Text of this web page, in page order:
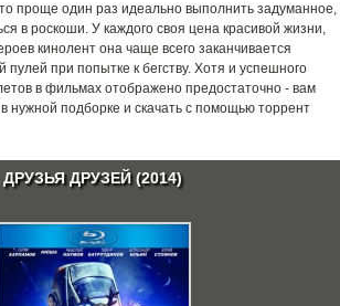
проще один раз идеально выполнить задуманное,
в роскоши. У каждого своя цена красивой жизни,
кинолент она чаще всего заканчивается
пулей при попытке к бегству. Хотя и успешного
в фильмах отображено предостаточно - вам
нужной подборке и скачать с помощью торрент
ДРУЗЬЯ ДРУЗЕЙ (2014)